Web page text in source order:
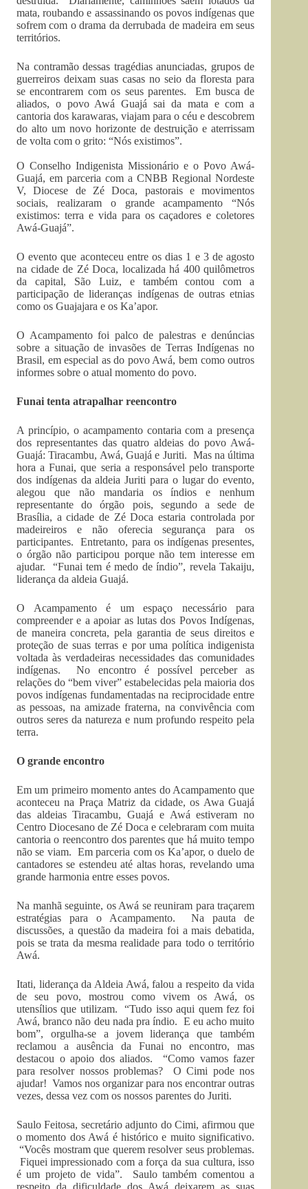
mata, roubando e assassinando os povos indígenas que
sofrem com o drama da derrubada de madeira em seus
territórios.
Na contramão dessas tragédias anunciadas, grupos de
guerreiros deixam suas casas no seio da floresta para
se encontrarem com os seus parentes. Em busca de
aliados, o povo Awá Guajá sai da mata e com a
cantoria dos karawaras, viajam para o céu e descobrem
do alto um novo horizonte de destruição e aterrissam
de volta com o grito: “Nós existimos”.
O Conselho Indigenista Missionário e o Povo Awá-
Guajá, em parceria com a CNBB Regional Nordeste
V, Diocese de Zé Doca, pastorais e movimentos
sociais, realizaram o grande acampamento “Nós
existimos: terra e vida para os caçadores e coletores
Awá-Guajá”.
O evento que aconteceu entre os dias 1 e 3 de agosto
na cidade de Zé Doca, localizada há 400 quilômetros
da capital, São Luiz, e também contou com a
participação de lideranças indígenas de outras etnias
como os Guajajara e os Ka’apor.
O Acampamento foi palco de palestras e denúncias
sobre a situação de invasões de Terras Indígenas no
Brasil, em especial as do povo Awá, bem como outros
informes sobre o atual momento do povo.
Funai tenta atrapalhar reencontro
A princípio, o acampamento contaria com a presença
dos representantes das quatro aldeias do povo Awá-
Guajá: Tiracambu, Awá, Guajá e Juriti. Mas na última
hora a Funai, que seria a responsável pelo transporte
dos indígenas da aldeia Juriti para o lugar do evento,
alegou que não mandaria os índios e nenhum
representante do órgão pois, segundo a sede de
Brasília, a cidade de Zé Doca estaria controlada por
madeireiros e não oferecia segurança para os
participantes. Entretanto, para os indígenas presentes,
o órgão não participou porque não tem interesse em
ajudar. “Funai tem é medo de índio”, revela Takaiju,
liderança da aldeia Guajá.
O Acampamento é um espaço necessário para
compreender e a apoiar as lutas dos Povos Indígenas,
de maneira concreta, pela garantia de seus direitos e
proteção de suas terras e por uma política indigenista
voltada às verdadeiras necessidades das comunidades
indígenas. No encontro é possível perceber as
relações do “bem viver” estabelecidas pela maioria dos
povos indígenas fundamentadas na reciprocidade entre
as pessoas, na amizade fraterna, na convivência com
outros seres da natureza e num profundo respeito pela
terra.
O grande encontro
Em um primeiro momento antes do Acampamento que
aconteceu na Praça Matriz da cidade, os Awa Guajá
das aldeias Tiracambu, Guajá e Awá estiveram no
Centro Diocesano de Zé Doca e celebraram com muita
cantoria o reencontro dos parentes que há muito tempo
não se viam. Em parceria com os Ka’apor, o duelo de
cantadores se estendeu até altas horas, revelando uma
grande harmonia entre esses povos.
Na manhã seguinte, os Awá se reuniram para traçarem
estratégias para o Acampamento. Na pauta de
discussões, a questão da madeira foi a mais debatida,
pois se trata da mesma realidade para todo o território
Awá.
Itati, liderança da Aldeia Awá, falou a respeito da vida
de seu povo, mostrou como vivem os Awá, os
utensílios que utilizam. “Tudo isso aqui quem fez foi
Awá, branco não deu nada pra índio. E eu acho muito
bom”, orgulha-se a jovem liderança que também
reclamou a ausência da Funai no encontro, mas
destacou o apoio dos aliados. “Como vamos fazer
para resolver nossos problemas? O Cimi pode nos
ajudar! Vamos nos organizar para nos encontrar outras
vezes, dessa vez com os nossos parentes do Juriti.
Saulo Feitosa, secretário adjunto do Cimi, afirmou que
o momento dos Awá é histórico e muito significativo.
“Vocês mostram que querem resolver seus problemas.
Fiquei impressionado com a força da sua cultura, isso
é um projeto de vida”. Saulo também comentou a
respeito da dificuldade dos Awá deixarem as suas